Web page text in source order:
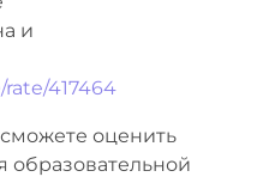
и
417464
оценить
образовательной